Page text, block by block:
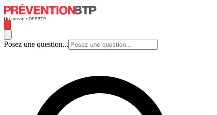
Posez une question...